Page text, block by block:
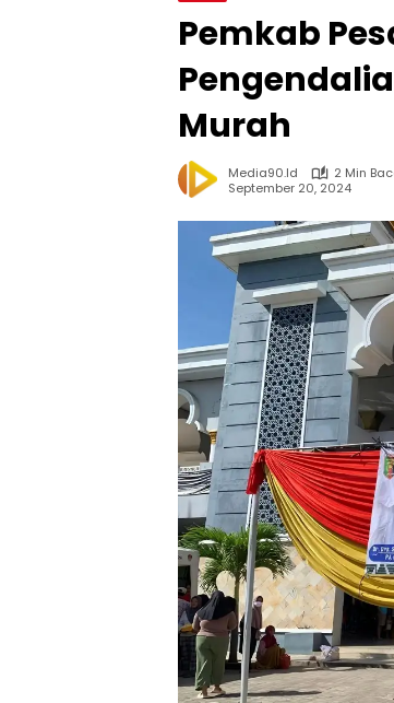
Pemkab
Murah
Media90.id
2 Min
September 20, 2024